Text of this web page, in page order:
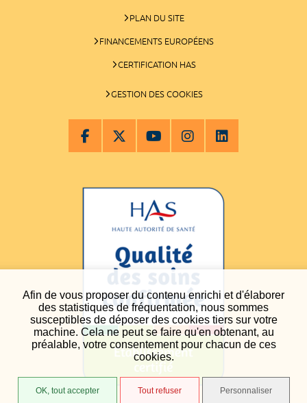
Afin de vous proposer du contenu enrichi et d'élaborer
des statistiques de fréquentation, nous sommes
susceptibles de déposer des cookies tiers sur votre
machine. Cela ne peut se faire qu'en obtenant, au
préalable, votre consentement pour chacun de ces
cookies.
OK, tout accepter Tout refuser Personnaliser
PLAN DU SITE
FINANCEMENTS EUROPÉENS
CERTIFICATION HAS
GESTION DES COOKIES